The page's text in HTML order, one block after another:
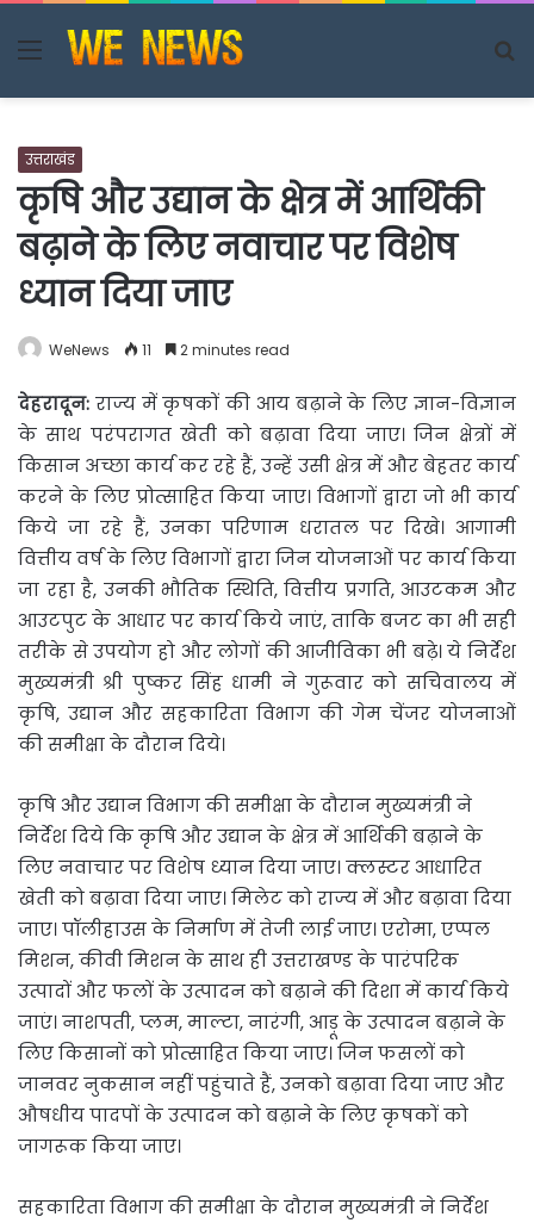
Menu
उत्तराखंड
कृषि और उद्यान के क्षेत्र में आर्थिकी
बढ़ाने के लिए नवाचार पर विशेष
ध्यान दिया जाए
WeNews 11 2 minutes read
देहरादून: राज्य में कृषकों की आय बढ़ाने के लिए ज्ञान-विज्ञान
के साथ परंपरागत खेती को बढ़ावादिया जाए। जिन क्षेत्रों में
किसान अच्छा कार्य कर रहे हैं, उन्हें उसी क्षेत्र में और बेहतर कार्य
करने के लिए प्रोत्साहित किया जाए। विभागों द्वारा जो भी कार्य
किये जा रहे हैं, उनका परिणाम धरातल पर दिखे। आगामी
वित्तीय वर्ष के लिए विभागों द्वारा जिन योजनाओं पर कार्य किया
जा रहा है, उनकी भौतिक स्थिति, वित्तीय प्रगति, आउटकम और
आउटपुट के आधार पर कार्य किये जाएं, ताकि बजट का भी सही
तरीके से उपयोग हो और लोगों की आजीविका भी बढ़े। ये निर्देश
मुख्यमंत्री श्री पुष्कर सिंह धामी ने गुरूवार को सचिवालय में
कृषि, उद्यान और सहकारिता विभाग की गेम चेंजर योजनाओं
की समीक्षा के दौरान दिये।
कृषि और उद्यान विभाग की समीक्षा के दौरान मुख्यमंत्री ने
निर्देश दिये कि कृषि और उद्यान के क्षेत्र में आर्थिकी बढ़ाने के
लिए नवाचार पर विशेष ध्यान दिया जाए। क्लस्टर आधारित
खेती को बढ़ावा दिया जाए। मिलेट को राज्य में और बढ़ावा दिया
जाए। पॉलीहाउस के निर्माण में तेजी लाई जाए। एरोमा, एप्पल
मिशन, कीवी मिशन के साथ ही उत्तराखण्ड के पारंपरिक
उत्पादों और फलों के उत्पादन को बढ़ाने की दिशा में कार्य किये
जाएं। नाशपती, प्लम, माल्टा, नारंगी, आड़ू के उत्पादन बढ़ाने के
लिए किसानों को प्रोत्साहित किया जाए। जिन फसलों को
जानवर नुकसान नहीं पहुंचाते हैं, उनको बढ़ावा दिया जाए और
औषधीय पादपों के उत्पादन को बढ़ाने के लिए कृषकों को
जागरूक किया जाए।
सहकारिता विभाग की समीक्षा के दौरान मुख्यमंत्री ने निर्देश